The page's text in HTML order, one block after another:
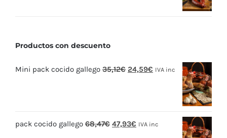
Productos con descuento
Mini pack cocido gallego 35,12€ El
35,12€.
24,59€ El
24,59€.
IVA inc
pack cocido gallego 68,47€ El
47,93€ El
IVA inc